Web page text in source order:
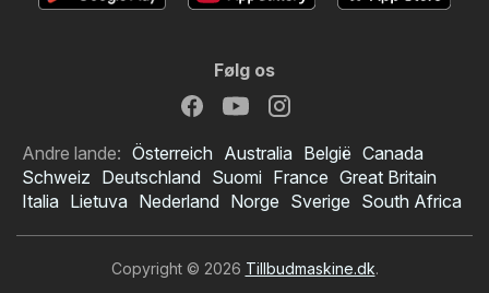
Følg os
Andre lande: Österreich Australia België Canada
Schweiz Deutschland Suomi France Great Britain
Italia Lietuva Nederland Norge Sverige South Africa
Copyright © 2026 Tillbudmaskine.dk.